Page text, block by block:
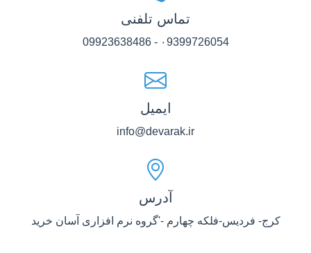
تماس تلفنی
۰9399726054 - 09923638486
ایمیل
info@devarak.ir
آدرس
کرج- فردیس-فلکه چهارم -'گروه نرم افزاری آسان خرید